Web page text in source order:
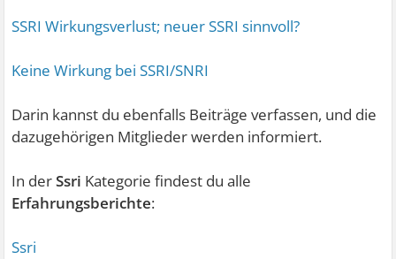
SSRI Wirkungsverlust; neuer SSRI sinnvoll?
Keine Wirkung bei SSRI/SNRI
Darin kannst du ebenfalls Beiträge verfassen, und die
dazugehörigen Mitglieder werden informiert.
In derSsri Kategorie findest du alle
Erfahrungsberichte:
Ssri